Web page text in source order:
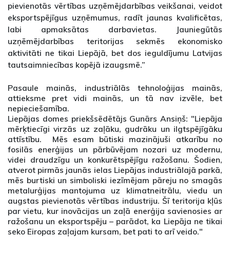
pievienotās vērtības uzņēmējdarbības veikšanai, veidot
eksportspējīgus uzņēmumus, radīt jaunas kvalificētas,
labi apmaksātas darbavietas. Jauniegūtās
uzņēmējdarbības teritorijas sekmēs ekonomisko
aktivitāti ne tikai Liepājā, bet dos ieguldījumu Latvijas
tautsaimniecības kopējā izaugsmē.”
Pasaule mainās, industriālās tehnoloģijas mainās,
attieksme pret vidi mainās, un tā nav izvēle, bet
nepieciešamība.
Liepājas domes priekšsēdētājs Gunārs Ansiņš: "Liepāja
mērķtiecīgi virzās uz zaļāku, gudrāku un ilgtspējīgāku
attīstību. Mēs esam būtiski mazinājuši atkarību no
fosilās enerģijas un pārbūvējam nozari uz modernu,
videi draudzīgu un konkurētspējīgu ražošanu. Šodien,
atverot pirmās jaunās ielas Liepājas industriālajā parkā,
mēs burtiski un simboliski iezīmējam pāreju no smagās
metalurģijas mantojuma uz klimatneitrālu, viedu un
augstas pievienotās vērtības industriju. Šī teritorija kļūs
par vietu, kur inovācijas un zaļā enerģija savienosies ar
ražošanu un eksportspēju – parādot, ka Liepāja ne tikai
seko Eiropas zaļajam kursam, bet pati to arī veido."